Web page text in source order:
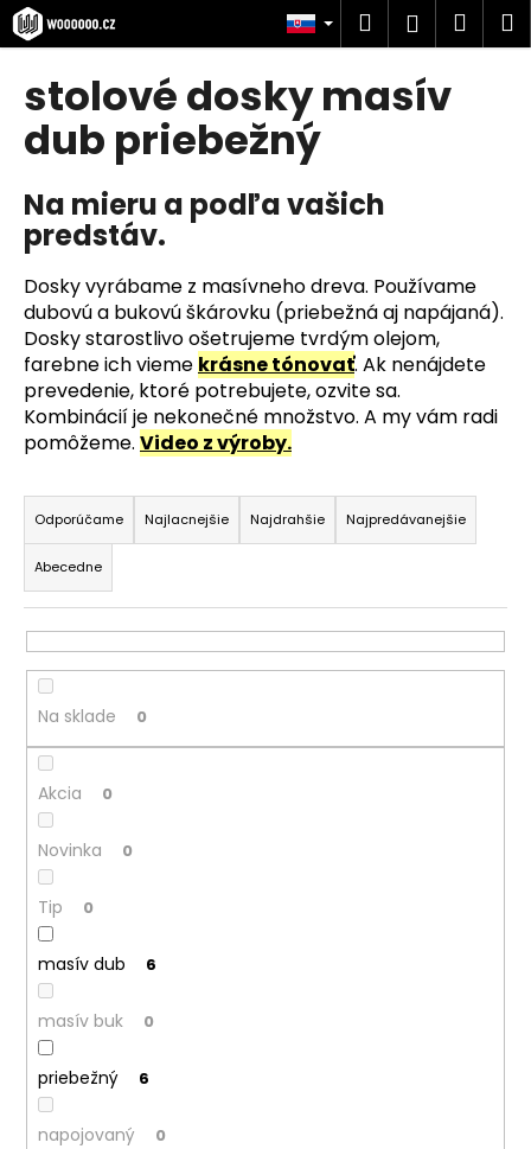
Prejsť
na
obsah
Hľadať
stolové dosky masív
dub priebežný
Na mieru a podľa vašich
predstáv.
Dosky vyrábame z masívneho dreva. Používame
dubovú a bukovú škárovku (priebežná aj napájaná).
Dosky starostlivo ošetrujeme tvrdým olejom,
farebne ich vieme krásne tónovať. Ak nenájdete
prevedenie, ktoré potrebujete, ozvite sa.
Kombinácií je nekonečné množstvo. A my vám radi
pomôžeme. Video z výroby.
R
a
d
e
n
i
e
p
r
o
d
u
k
o
v
Odporúčame Najlacnejšie Najdrahšie Najpredávanejšie
Abecedne
Na sklade 0
Akcia 0
Novinka 0
Tip 0
masív dub 6
masív buk 0
priebežný 6
napojovaný 0
K
o
Č
o
p
o
t
r
e
b
u
j
e
e
n
á
j
s
ť
?
O
d
p
o
ú
a
m